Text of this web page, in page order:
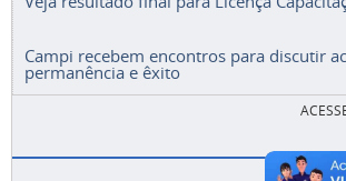
permanência e êxito